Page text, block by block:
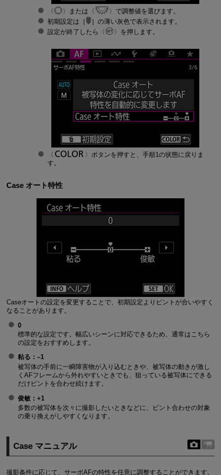
または
で調整値を選びます。
初期設定は［
］の薄い灰色で表示されます。
設定が終了したら
を押します。
ボタンを押すと、手順1の状態に戻りま
す。
Case オート特性
Caseオートの設定を変更することで、初期設定よりピントが合いやすく
なることがあります。
0
標準的な設定です。幅広いシーンに対応できるため、通常はこちら
の設定をおすすめします。
粘る ：–1
被写体の手前に一瞬障害物が入り込むときや、被写体の動きが激し
くAFフレームから外れやすいときでも、狙っている被写体にできる
だけピントを合わせ続けます。
俊敏：+1
多数の被写体を次々に撮影したいときなどに、ピント合わせの対象
の乗り換えがしやすくなります。
Case マニュアル
撮影条件に応じて、サーボAFの特性を任意に調整することができます。